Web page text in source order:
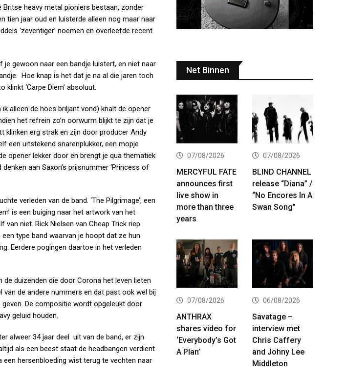
Britse heavy metal pioniers bestaan, zonder
tien jaar oud en luisterde alleen nog maar naar
‘zeventiger’ noemen en overleefde recent
je gewoon naar een bandje luistert, en niet naar
Hoe knap is het dat je na al die jaren toch
‘Carpe Diem’ absoluut.
alleen de hoes briljant vond) knalt de opener
het refrein zo’n oorwurm blijkt te zijn dat je
klinken erg strak en zijn door producer Andy
een uitstekend snarenplukker, een mopje
opener lekker door en brengt je qua thematiek
aan Saxon’s prijsnummer ‘Princess of
verleden van de band. ‘The Pilgrimage’, een
is een buiging naar het artwork van het
van niet. Rick Nielsen van Cheap Trick riep
type band waarvan je hoopt dat ze hun
Eerdere pogingen daartoe in het verleden
de duizenden die door Corona het leven lieten
de andere nummers en dat past ook wel bij
geven. De compositie wordt opgeleukt door
geluid houden.
alweer 34 jaar deel uit van de band, er zijn
als een beest staat de headbangen verdient
een hersenbloeding wist terug te vechten naar
Net Binnen
07/08/2026
MERCYFUL FATE
announces first
live show in
more than three
years
07/08/2026
BLIND CHANNEL
release “Diana” /
“No Encores In A
Swan Song”
07/08/2026
ANTHRAX
shares video for
‘Everybody’s Got
A Plan’
06/08/2026
Savatage –
interview met
Chris Caffery
and Johny Lee
Middleton